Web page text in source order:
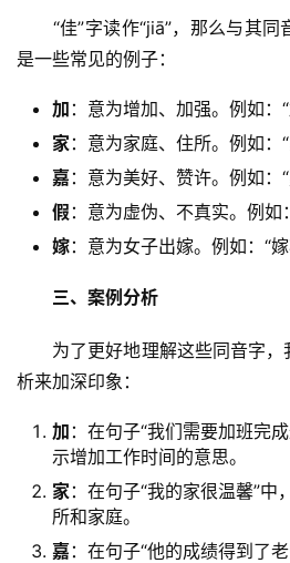
“佳”字读作“jiā”，那么与其同
是一些常见的例子：
加 ：意为增加、加强。例如：“
家：意为家庭、住所。例如：“
嘉：意为美好、赞许。例如：“
假 ：意为虚伪、不真实。例如
嫁：意为女子出嫁。例如：“嫁
三、案例分析
为了更好地理解这些同音字，
析来加深印象：
加 ：在句子“我们需要加班完
示增加工作时间的意思。
家：在句子“我的家很温馨”中
所和家庭。
嘉：在句子“他的成绩得到了